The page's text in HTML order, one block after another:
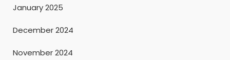
January 2025
December 2024
November 2024